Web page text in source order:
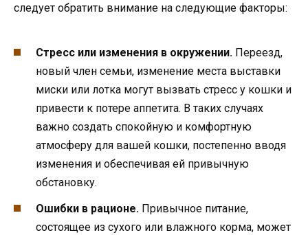
следует обратить внимание на следующие факторы:
Стресс или изменения в окружении. Переезд,
новый член семьи, изменение места выставки
миски или лотка могут вызвать стресс у кошки и
привести к потере аппетита. В таких случаях
важно создать спокойную и комфортную
атмосферу для вашей кошки, постепенно вводя
изменения и обеспечивая ей привычную
обстановку.
Ошибки в рационе. Привычное питание,
состоящее из сухого или влажного корма, может